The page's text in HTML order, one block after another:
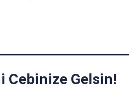
Cebinize Gelsin!